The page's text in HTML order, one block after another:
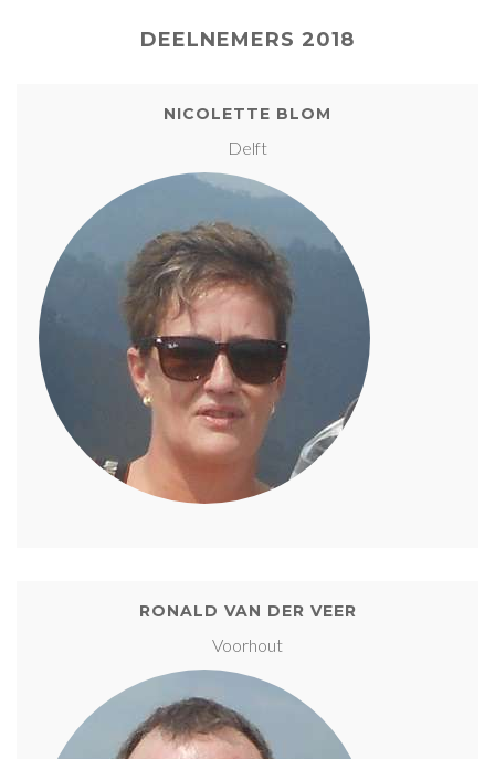
DEELNEMERS 2018
NICOLETTE BLOM
Delft
RONALD VAN DER VEER
Voorhout